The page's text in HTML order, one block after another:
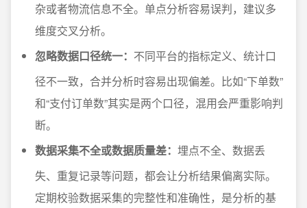
杂或者物流信息不全。单点分析容易误判，建议多
维度交叉分析。
忽略数据口径统一： 不同平台的指标定义、统计口
径不一致，合并分析时容易出现偏差。比如“下单数”
和“支付订单数”其实是两个口径，混用会严重影响判
断。
数据采集不全或数据质量差： 埋点不全、数据丢
失、重复记录等问题，都会让分析结果偏离实际。
定期校验数据采集的完整性和准确性，是分析的基